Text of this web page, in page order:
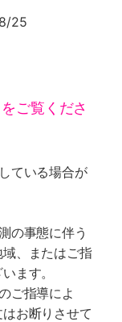
25
ご覧くださ
ている場合が
の事態に伴う
、またはご指
ます。
ご指導によ
お断りさせて